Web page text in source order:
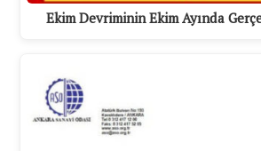
Ekim Devriminin Ekim Ayında